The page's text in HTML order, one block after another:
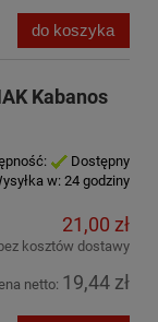
do koszyka
Kabanos
Dostępny
w: 24 godziny
21,00 zł
kosztów dostawy
netto: 19,44 zł